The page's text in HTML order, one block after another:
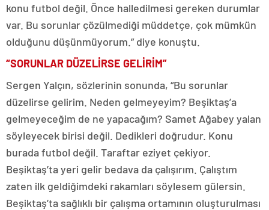
konu futbol değil. Önce halledilmesi gereken durumlar
var. Bu sorunlar çözülmediği müddetçe, çok mümkün
olduğunu düşünmüyorum.” diye konuştu.
“SORUNLAR DÜZELİRSE GELİRİM”
Sergen Yalçın, sözlerinin sonunda, “Bu sorunlar
düzelirse gelirim. Neden gelmeyeyim? Beşiktaş’a
gelmeyeceğim de ne yapacağım? Samet Ağabey yalan
söyleyecek birisi değil. Dedikleri doğrudur. Konu
burada futbol değil. Taraftar eziyet çekiyor.
Beşiktaş’ta yeri gelir bedava da çalışırım. Çalıştım
zaten ilk geldiğimdeki rakamları söylesem gülersin.
Beşiktaş’ta sağlıklı bir çalışma ortamının oluşturulması